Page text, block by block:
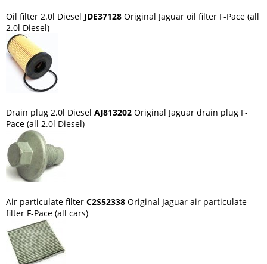
Oil filter 2.0l Diesel JDE37128 Original Jaguar oil filter F-Pace (all
2.0l Diesel)
Drain plug 2.0l Diesel AJ813202 Original Jaguar drain plug F-
Pace (all 2.0l Diesel)
Air particulate filter C2S52338 Original Jaguar air particulate
filter F-Pace (all cars)